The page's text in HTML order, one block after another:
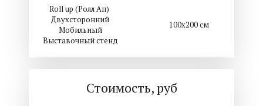
Roll up (Ролл Ап)
Двухсторонний
Мобильный
Выставочный стенд
100х200 см
Стоимость, руб